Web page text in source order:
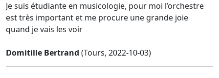
Je suis étudiante en musicologie, pour moi l’orchestre
est très important et me procure une grande joie
quand je vais les voir
Domitille Bertrand (Tours, 2022-10-03)